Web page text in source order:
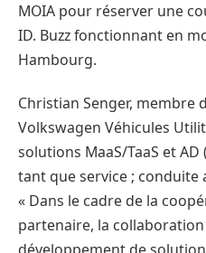
MOIA pour réserver une
ID. Buzz fonctionnant en
Hambourg.
Christian Senger, membre
Volkswagen Véhicules
solutions MaaS/TaaS et
tant que service ; conduite
« Dans le cadre de la
partenaire, la